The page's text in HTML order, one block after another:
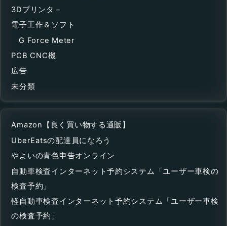
3Dプリンタ－
電子工作＆ソフト
G Force Meter
PCB CNC機
広告
未分類
Amazon【良く買い物する通販】
UberEatsの配達員になろう
やよいの青色申告オンライン
自動車検査インターネット予約システム「ユーザー車検の
検査予約」
軽自動車検査インターネット予約システム「ユーザー車検
の検査予約」